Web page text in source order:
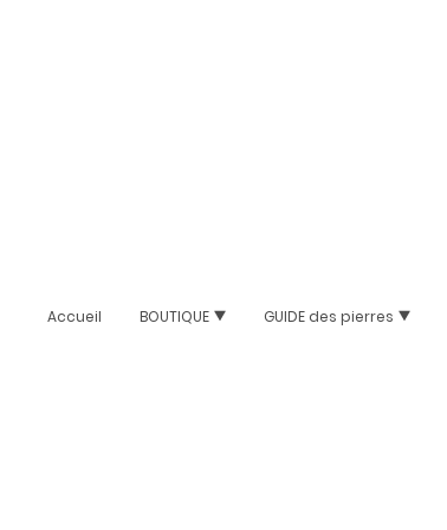
Accueil BOUTIQUE GUIDE des pierres